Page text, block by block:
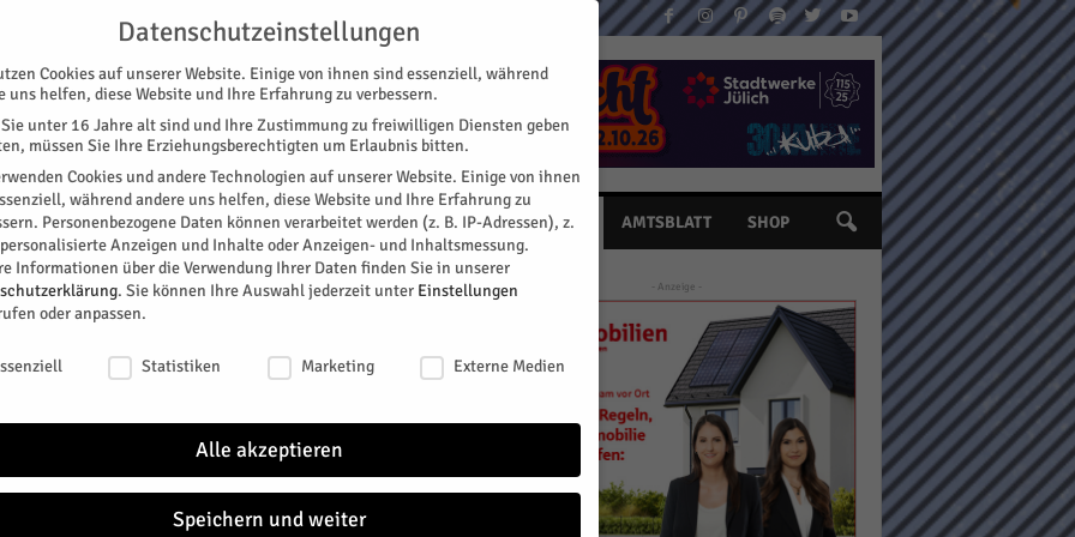
KONTAKT
SPEZIAL E-PAPER KINO GALERIE TERMINE AMTSBLATT SHOP
Bibel-Rätsel
- Anzeige -
Datenschutzeinstellungen
Cookies auf unserer Website. Einige von ihnen sind essenziell, während
uns helfen, diese Website und Ihre Erfahrung zu verbessern.
unter 16 Jahre alt sind und Ihre Zustimmung zu freiwilligen Diensten geben
müssen Sie Ihre Erziehungsberechtigten um Erlaubnis bitten.
Cookies und andere Technologien auf unserer Website. Einige von ihnen
während andere uns helfen, diese Website und Ihre Erfahrung zu
Personenbezogene Daten können verarbeitet werden (z. B. IP-Adressen), z.
Anzeigen und Inhalte oder Anzeigen- und Inhaltsmessung.
Informationen über die Verwendung Ihrer Daten finden Sie in unserer
. Sie können Ihre Auswahl jederzeit unter Einstellungen
oder anpassen.
Statistiken Marketing Externe Medien
Alle akzeptieren
Speichern und weiter